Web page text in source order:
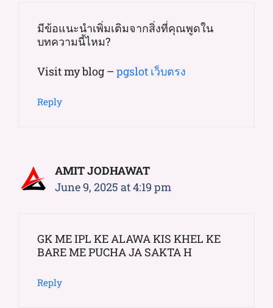
มีข้อแนะนำเพิ่มเติมจากสิ่งที่คุณพูดใน
บทความนี้ไหม?
Visit my blog – pgslot เว็บตรง
Reply
AMIT JODHAWAT
June 9, 2025 at 4:19 pm
GK ME IPL KE ALAWA KIS KHEL KE
BARE ME PUCHA JA SAKTA H
Reply